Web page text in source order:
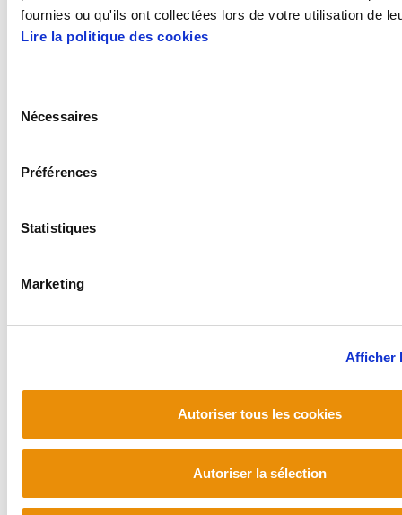
fournies ou qu'ils ont collectées lors de votre utilisation de
Lire la politique des cookies
Nécessaires
Préférences
Statistiques
Marketing
Afficher
Autoriser tous les cookies
Autoriser la sélection
2011
2011/11/11